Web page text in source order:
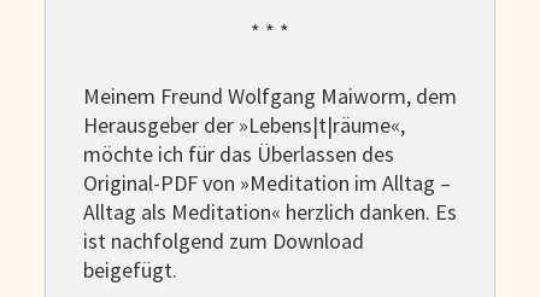
* * *
Meinem Freund Wolfgang Maiworm, dem
Herausgeber der »Lebens|t|räume«,
möchte ich für das Überlassen des
Original-PDF von »Meditation im Alltag –
Alltag als Meditation« herzlich danken. Es
ist nachfolgend zum Download
beigefügt.